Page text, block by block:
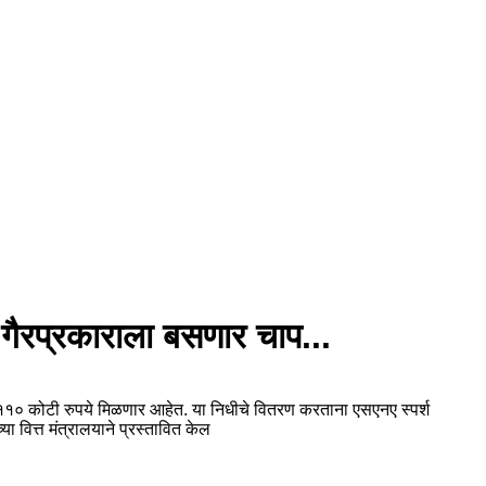
बसणार चाप...
कोटी रुपये मिळणार आहेत. या निधीचे वितरण करताना एसएनए स्पर्श
वित्त मंत्रालयाने प्रस्तावित केल